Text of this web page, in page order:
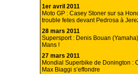
1er avril 2011
Moto GP : Casey Stoner sur sa
trouble fetes devant Pedrosa à
28 mars 2011
Supersport : Denis Bouan
Mans !
27 mars 2011
Mondial Superbike de Donington :
Max Biaggi s’effondre